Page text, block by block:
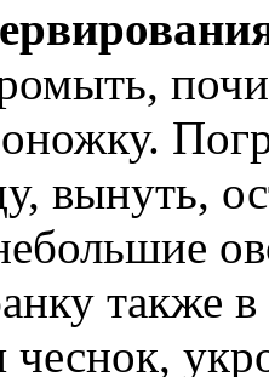
вынуть,
также
чеснок,